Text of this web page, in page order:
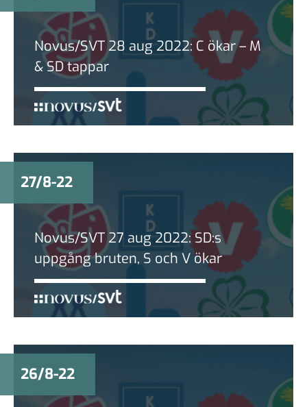
Novus/SVT 28 aug 2022: C ökar – M
& SD tappar
27/8-22
Novus/SVT 27 aug 2022: SD:s
uppgång bruten, S och V ökar
26/8-22